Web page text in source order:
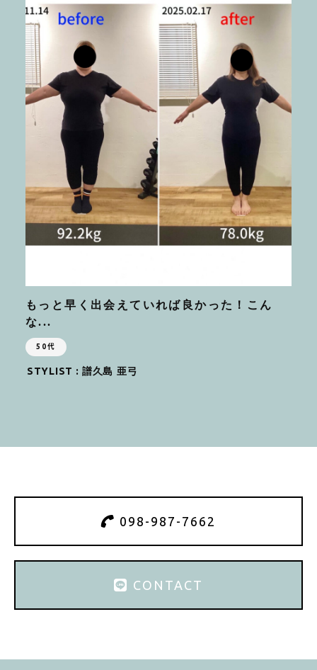
もっと早く出会えていれば良かった！こん
な...
50代
STYLIST : 譜久島 亜弓
098-987-7662
CONTACT